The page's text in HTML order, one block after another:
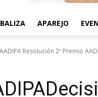
BALIZA APAREJO
Resolución 2º Premio